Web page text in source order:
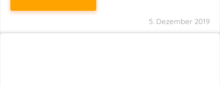
5. Dezember 2019